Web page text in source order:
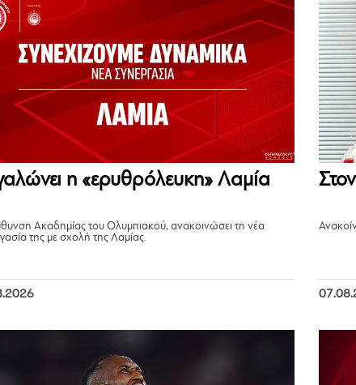
η «ερυθρόλευκη» Λαμία
Ακαδημίας του Ολυμπιακού, ανακοινώσει τη νέα
της με σχολή της Λαμίας.